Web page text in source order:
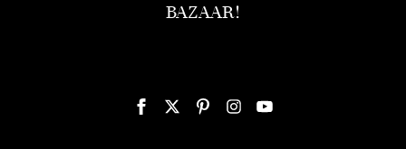
BAZAAR!